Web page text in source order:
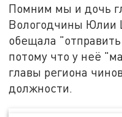
Помним мы и дочь
Вологодчины Юлии
обещала
потому что у неё
главы региона
должности.